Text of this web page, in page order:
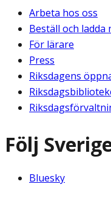
Arbeta hos oss
Beställ och ladda
För lärare
Press
Riksdagens
Följ
Bluesky